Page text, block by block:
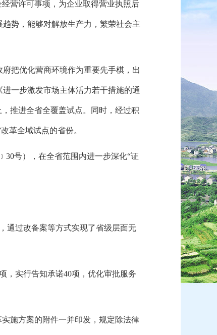
营许可事项， 为企业取得营业执照后
势， 能够对解放生产力， 繁荣社会主
府把优化营商环境作为重要先手棋， 出
一步激发市场主体活力若干措施的通
推进全省全覆盖试点。 同时， 经过积
革全域试点的省份。
号）， 在全省范围内进一步深化“证
通过改备案等方式实现了省级层面无
， 实行告知承诺40项， 优化审批服务
施方案的附件一并印发， 规定除法律